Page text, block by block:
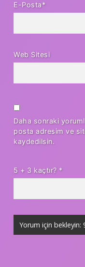
E-Posta*
Web Sitesi
Daha sonraki
posta adresim ve
kaydedilsin.
5 + 3 kaçtır? *